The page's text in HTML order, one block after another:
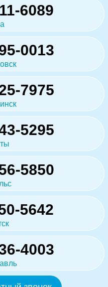
6089
0013
7975
5295
5850
5642
4003